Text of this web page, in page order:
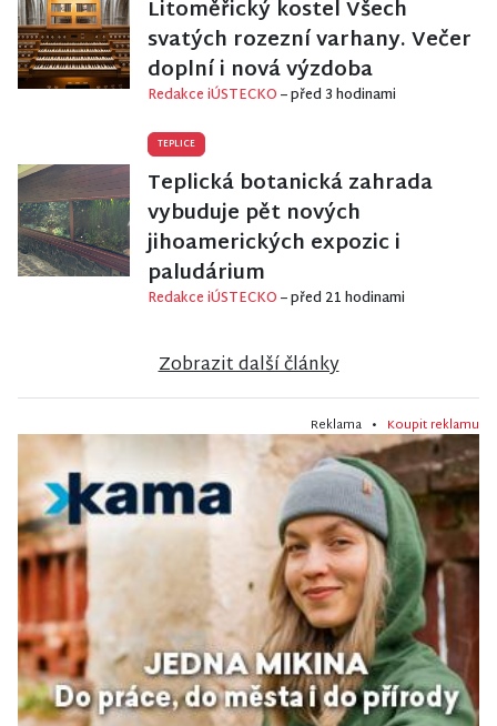
Litoměřický kostel Všech
svatých rozezní varhany. Večer
doplní i nová výzdoba
Redakce iÚSTECKO– před 3 hodinami
TEPLICE
Teplická botanická zahrada
vybuduje pět nových
jihoamerických expozic i
paludárium
Redakce iÚSTECKO– před 21 hodinami
Zobrazit další články
Reklama • Koupit reklamu